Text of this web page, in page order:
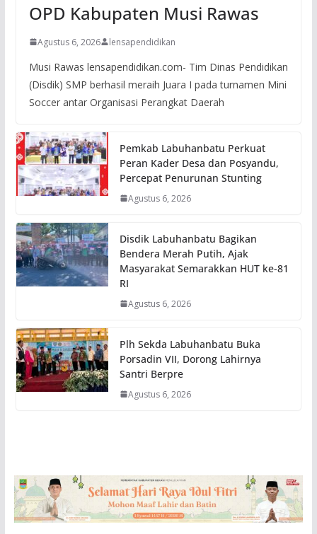
OPD Kabupaten Musi Rawas
Agustus 6, 2026 lensapendidikan
Musi Rawas lensapendidikan.com- Tim Dinas Pendidikan
(Disdik) SMP berhasil meraih Juara I pada turnamen Mini
Soccer antar Organisasi Perangkat Daerah
Pemkab Labuhanbatu Perkuat
Peran Kader Desa dan Posyandu,
Percepat Penurunan Stunting
Agustus 6, 2026
Disdik Labuhanbatu Bagikan
Bendera Merah Putih, Ajak
Masyarakat Semarakkan HUT ke-81
RI
Agustus 6, 2026
Plh Sekda Labuhanbatu Buka
Porsadin VII, Dorong Lahirnya
Santri Berpre
Agustus 6, 2026